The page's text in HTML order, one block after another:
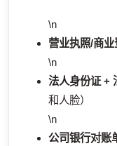
\n
营业执照/商业
\n
法人身份证 +
和人脸）
\n
公司银行对账